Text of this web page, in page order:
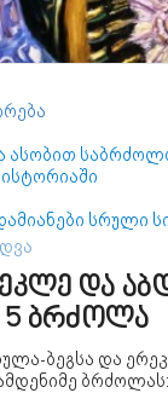
ასობით
სრული
და
5 ბრძოლა
ბეგსა და
ბრძოლას: